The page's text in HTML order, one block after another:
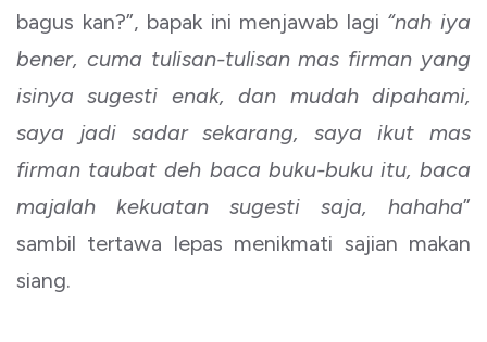
bagus kan?”, bapak ini menjawab lagi “nah iya
bener, cuma tulisan-tulisan mas firman yang
isinya sugesti enak, dan mudah dipahami,
saya jadi sadar sekarang, saya ikut mas
firman taubat deh baca buku-buku itu, baca
majalah kekuatan sugesti saja, hahaha”
sambil tertawa lepas menikmati sajian makan
siang.